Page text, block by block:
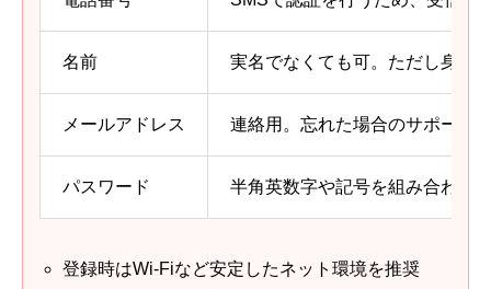
名前 実名でなくても可。ただし身分
メールアドレス 連絡用。忘れた場合のサポート
パスワード 半角英数字や記号を組み合わせ
登録時はWi-Fiなど安定したネット環境を推奨